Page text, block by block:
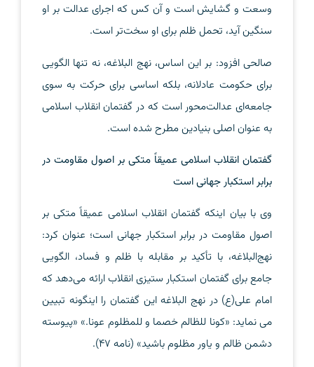
وسعت و گشایش است و آن کس که اجرای عدالت بر او
سنگین آید، تحمل ظلم برای او سخت‌تر است.
صالحی افزود: بر این اساس، نهج البلاغه، نه تنها الگویی
برای حکومت عادلانه، بلکه اساسی برای حرکت به سوی
جامعه‌ای عدالت‌محور است که در گفتمان انقلاب اسلامی
به عنوان اصلی بنیادین مطرح شده است.
گفتمان انقلاب اسلامی عمیقاً متکی بر اصول مقاومت در
برابر استکبار جهانی است
وی با بیان اینکه گفتمان انقلاب اسلامی عمیقاً متکی بر
اصول مقاومت در برابر استکبار جهانی است؛ عنوان کرد:
نهج‌البلاغه، با تأکید بر مقابله با ظلم و فساد، الگویی
جامع برای گفتمان استکبار ستیزی انقلاب ارائه می‌دهد که
امام علی(ع) در نهج البلاغه این گفتمان را اینگونه تبیین
می نماید: «كونا للظالم خصما و للمظلوم عونا.» «پیوسته
دشمن ظالم و یاور مظلوم باشید» (نامه 47).